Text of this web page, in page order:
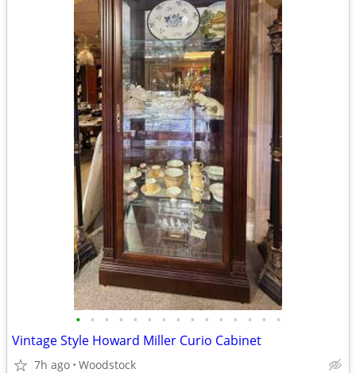
• • • • • • • • • • • • • • •
Vintage Style Howard Miller Curio Cabinet
7h ago Woodstock